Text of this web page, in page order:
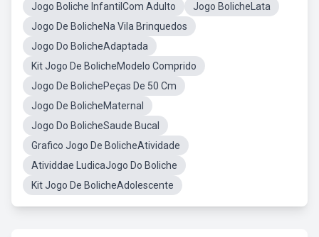
Jogo Boliche InfantilCom Adulto
Jogo BolicheLata
Jogo De BolicheNa Vila Brinquedos
Jogo Do BolicheAdaptada
Kit Jogo De BolicheModelo Comprido
Jogo De BolichePeças De 50 Cm
Jogo De BolicheMaternal
Jogo Do BolicheSaude Bucal
Grafico Jogo De BolicheAtividade
Atividdae LudicaJogo Do Boliche
Kit Jogo De BolicheAdolescente